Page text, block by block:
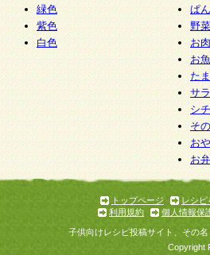
緑色
紫色
白色
ぱん
野
お
お
た
サ
シ
そ
お
お
トップページ
レシピ
利用規約
個人情報保
子供向けレシピ投稿サイト、その
Copyright